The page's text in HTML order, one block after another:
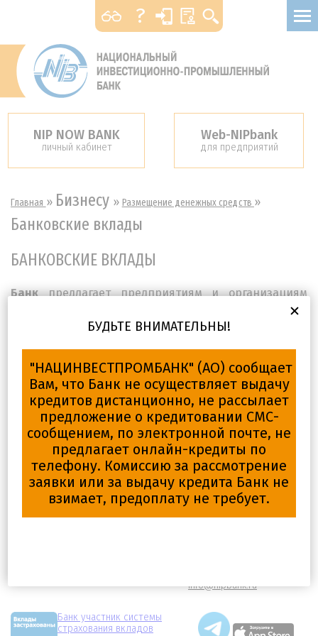
Размер шрифта
А А
Цвет
Изображение
Обычная версия
?
NIP NOW BANK
личный кабинет
Web-NIPbank
для предприятий
Главная » Бизнесу » Размещение денежных средств »
Банковские вклады
БАНКОВСКИЕ ВКЛАДЫ
Банкпредлагает предприятиям и организациям
разместить денежные средства в рублях, долларах и
предприятий и организаций в депозитные вклады
устанавливается отдельным соглашением сторон.
Размер процентных ставок определяется исходя из
сроков, суммы и текущего состояния экономических
показателей финансового рынка.
Подробную информацию можно получить по
телефону (495) 737-44-30.
info@nipbank.ru
Банк участник системы
страхования вкладов
БУДЬТЕ ВНИМАТЕЛЬНЫ!
"НАЦИНВЕСТПРОМБАНК" (АО) сообщает
Вам, что Банк не осуществляет выдачу
кредитов дистанционно, не рассылает
предложение о кредитовании СМС-
сообщением, по электронной почте, не
предлагает онлайн-кредиты по
телефону. Комиссию за рассмотрение
заявки или за выдачу кредита Банк не
взимает, предоплату не требует.